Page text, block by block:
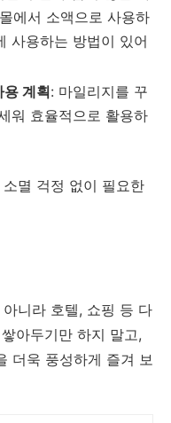
에서 소액으로 사용하
사용하는 방법이 있어
용 계획: 마일리지를 꾸
워 효율적으로 활용하
멸 걱정 없이 필요한
니라 호텔, 쇼핑 등 다
아두기만 하지 말고,
더욱 풍성하게 즐겨 보